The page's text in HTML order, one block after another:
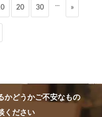
20 30 ... »
かどうかご不安なもの
ください